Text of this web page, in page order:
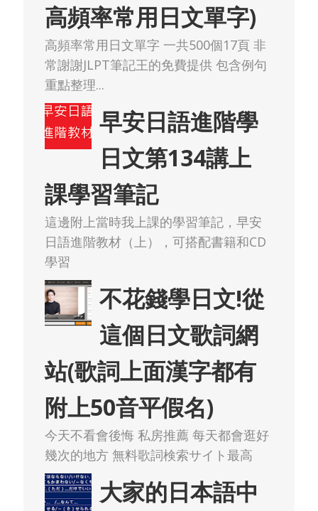
高頻率常用日文單字)
高頻率常用日文單字 一共500個17頁 非
常謝謝JLPT筆記王的免費提供 包含例句
重點整理...
早安日語進階學
日文第134講上
課學習筆記
這邊附上當時我上課的學習筆記，早安
日語進階教材（上），可搭配書籍和CD
學習
不花錢學日文!從
這個日文歌詞網
站(歌詞上面漢字都有
附上50音平假名)
今天不看會後悔 私房推薦 每天都會逛好
幾次的地方 無料歌詞検索サイト最高
大家的日本語中